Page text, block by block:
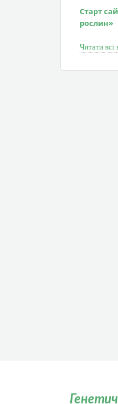
Старт
рослин»
Читати всі